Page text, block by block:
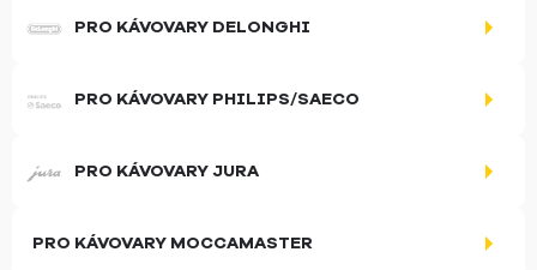
PRO KÁVOVARY DELONGHI
PRO KÁVOVARY PHILIPS/SAECO
PRO KÁVOVARY JURA
PRO KÁVOVARY MOCCAMASTER